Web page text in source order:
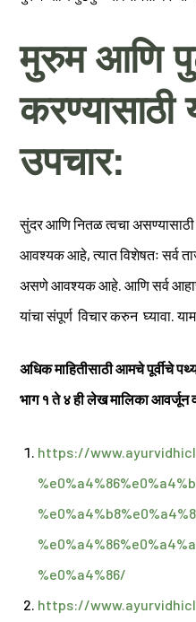
मुरुम आणि
करण्यासाठी
उपचार:
सुंदर आणि नितळ त्वचा
आवश्यक आहे, त्यात विशेषतः सर्व
असणे आवश्यक आहे. आणि सर्व आहार
यांचा संपूर्ण विचार करुन घ्यावा.
अधिक माहितीसाठी आमचे पूर्वीचे
भाग १ ते ४ ही लेख मालिका आवर्जून
https://
%e0%a4%86/
https://